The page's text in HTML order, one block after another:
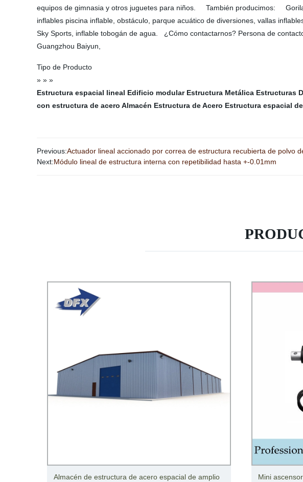
equipos de gimnasia y otros juguetes para niños. También producimos:
inflables piscina inflable, obstáculo, parque acuático de diversiones, vallas
Sky Sports, inflable tobogán de agua. ¿Cómo contactarnos? Persona de
Guangzhou Baiyun,
Tipo de Producto
» » »
Estructura espacial lineal Edificio modular Estructura Metálica Estructuras
con estructura de acero Almacén Estructura de Acero Estructura espacial
Previous:Actuador lineal accionado por correa de estructura recubierta de polvo
Next:Módulo lineal de estructura interna con repetibilidad hasta +-0.01mm
Almacén de estructura de acero espacial de amplio Mini